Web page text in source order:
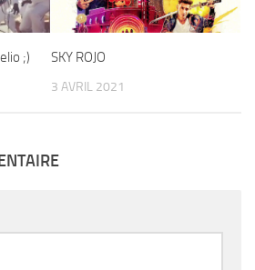
;) SKY ROJO
3 AVRIL 2021